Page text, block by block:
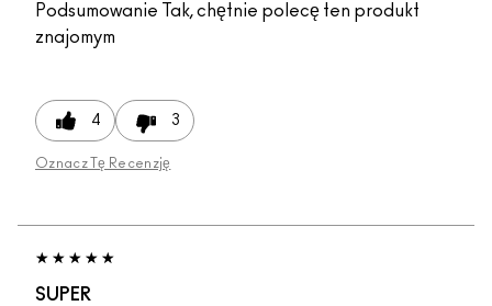
Podsumowanie Tak, chętnie polecę ten produkt
znajomym
4 3
Oznacz Tę Recenzję
SUPER